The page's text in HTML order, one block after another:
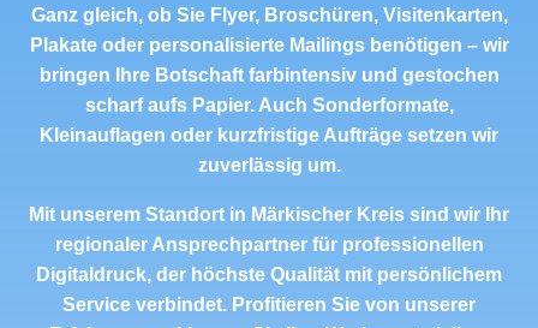
Ganz gleich, ob Sie Flyer, Broschüren, Visitenkarten,
Plakate oder personalisierte Mailings benötigen – wir
bringen Ihre Botschaft farbintensiv und gestochen
scharf aufs Papier. Auch Sonderformate,
Kleinauflagen oder kurzfristige Aufträge setzen wir
zuverlässig um.
Mit unserem Standort in Märkischer Kreis sind wir Ihr
regionaler Ansprechpartner für professionellen
Digitaldruck, der höchste Qualität mit persönlichem
Service verbindet. Profitieren Sie von unserer